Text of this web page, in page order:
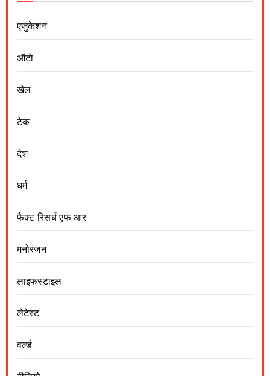
एजुकेशन
ऑटो
खेल
टेक
देश
धर्म
फैक्ट रिसर्च एफ आर
मनोरंजन
लाइफस्टाइल
लेटेस्ट
वर्ल्ड